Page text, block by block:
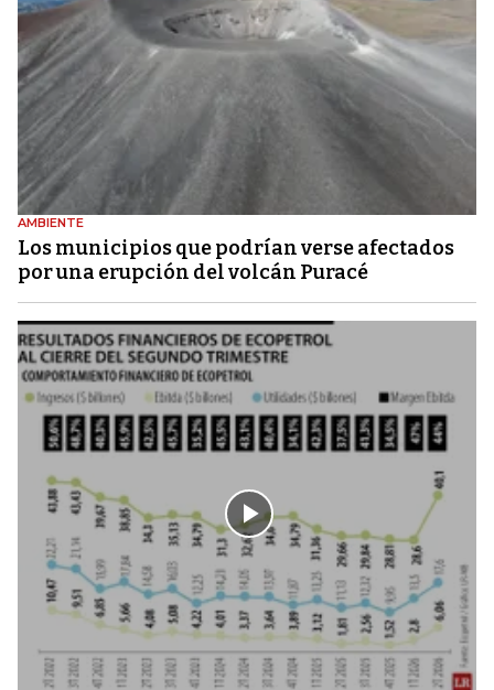
AMBIENTE
Los municipios que podrían verse afectados
por una erupción del volcán Puracé